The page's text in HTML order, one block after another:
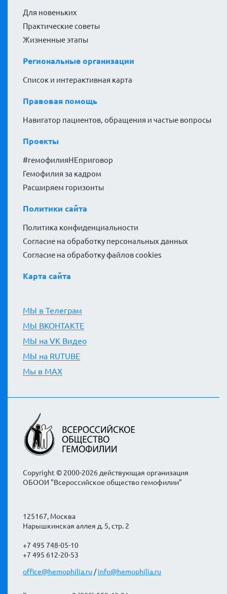
Для новеньких
Практические советы
Жизненные этапы
Региональные организации
Список и интерактивная карта
Правовая помощь
Навигатор пациентов, обращения и частые вопросы
Проекты
#гемофилияНЕприговор
Гемофилия за кадром
Расширяем горизонты
Политики сайта
Политика конфиденциальности
Согласие на обработку персональных данных
Согласие на обработку файлов cookies
Карта сайта
МЫ в Телеграм
МЫ ВКОНТАКТЕ
МЫ на VK Видео
МЫ на RUTUBE
Мы в MAX
Copyright © 2000-2026 действующая организация
ОБООИ "Всероссийское общество гемофилии"
125167, Москва
Нарышкинская аллея д. 5, стр. 2
+7 495 748-05-10
+7 495 612-20-53
office@hemophilia.ru /info@hemophilia.ru